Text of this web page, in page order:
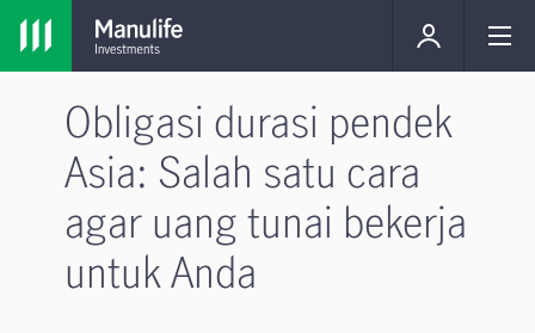
Obligasi durasi pendek
Asia: Salah satu cara
agar uang tunai bekerja
untuk Anda